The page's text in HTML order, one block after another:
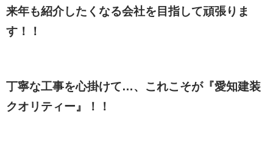
来年も紹介したくなる会社を目指して頑張りま
す！！
丁寧な工事を心掛けて…、これこそが『愛知建装
クオリティー』！！